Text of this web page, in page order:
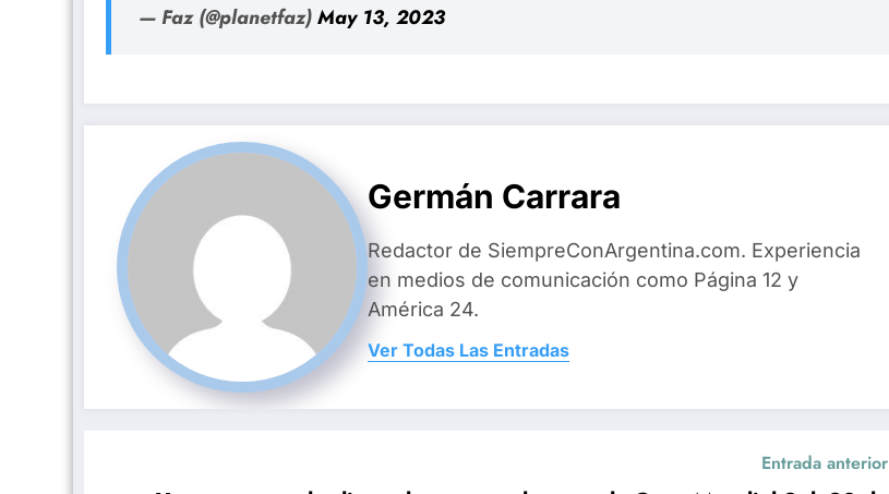
— Faz (@planetfaz)May 13, 2023
Germán Carrara
Redactor de SiempreConArgentina.com. Experiencia
en medios de comunicación como Página 12 y
América 24.
Ver Todas Las Entradas
Entrada anterior